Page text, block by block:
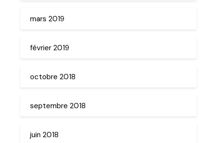
mars 2019
février 2019
octobre 2018
septembre 2018
juin 2018